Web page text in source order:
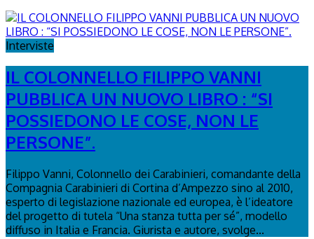
Interviste
IL COLONNELLO FILIPPO VANNI
PUBBLICA UN NUOVO LIBRO : “SI
POSSIEDONO LE COSE, NON LE
PERSONE”.
Filippo Vanni, Colonnello dei Carabinieri, comandante della
Compagnia Carabinieri di Cortina d’Ampezzo sino al 2010,
esperto di legislazione nazionale ed europea, è l’ideatore
del progetto di tutela “Una stanza tutta per sé”, modello
diffuso in Italia e Francia. Giurista e autore, svolge...